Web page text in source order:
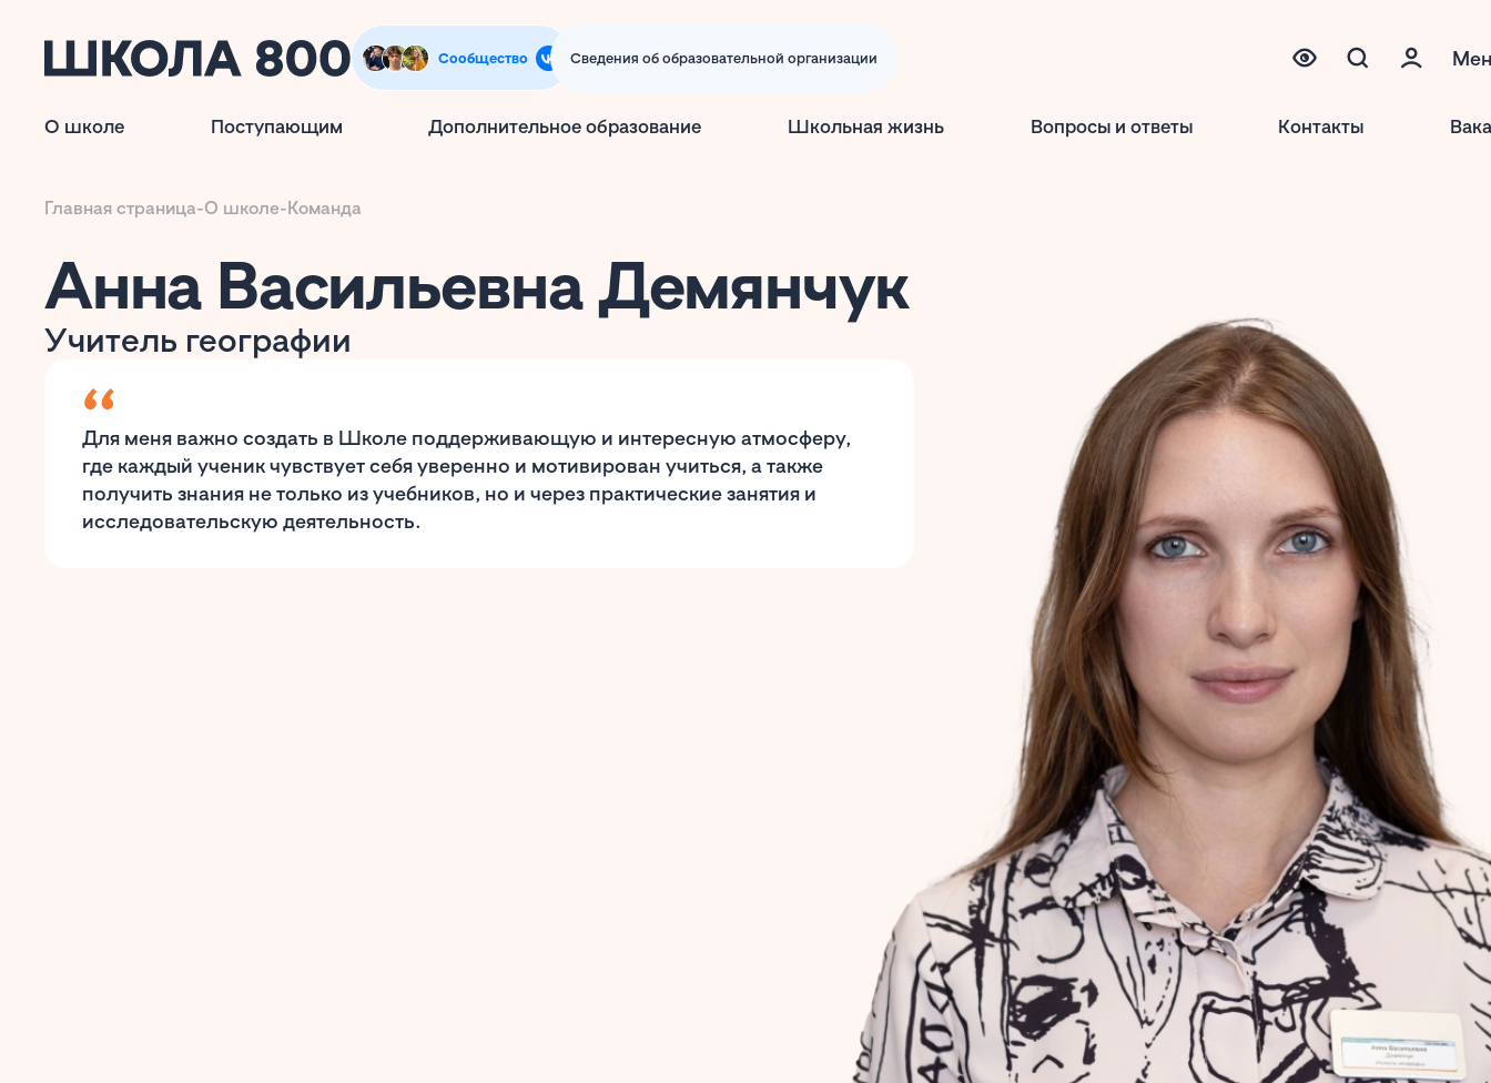
Сообщество Сведения об образовательной организации
О школе Поступающим Дополнительное образование Школьная жизнь Вопросы и ответы Контакты
Главная страница-О школе-Команда
Анна Васильевна Демянчук
Учитель географии
Для меня важно создать в Школе поддерживающую и интересную атмосферу,
где каждый ученик чувствует себя уверенно и мотивирован учиться, а также
получить знания не только из учебников, но и через практические занятия и
исследовательскую деятельность.